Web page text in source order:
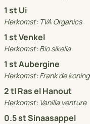
1 st Ui
Herkomst: TVA Organics
1 st Venkel
Herkomst:Bio sikelia
1 st Aubergine
Herkomst:Frank de koning
2tl Ras el Hanout
Herkomst: Vanilla venture
0.5st Sinaasappel